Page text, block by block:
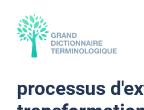
processus